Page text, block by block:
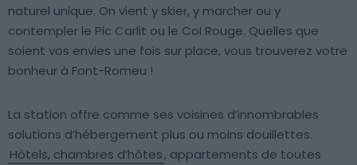
naturel unique. On vient y skier, y marcher ou y
contempler le Pic Carlit ou le Col Rouge. Quelles que
soient vos envies une fois sur place, vous trouverez votre
bonheur à Font-Romeu !
La station offre comme ses voisines d’innombrables
solutions d’hébergement plus ou moins douillettes.
Hôtels, chambres d’hôtes, appartements de toutes